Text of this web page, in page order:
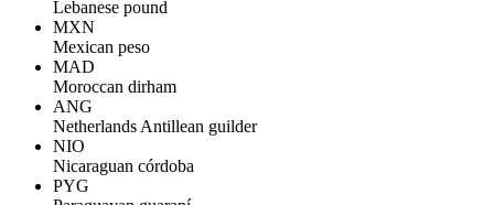
Lebanese pound
MXN
Mexican peso
MAD
Moroccan dirham
ANG
Netherlands Antillean guilder
NIO
Nicaraguan córdoba
PYG